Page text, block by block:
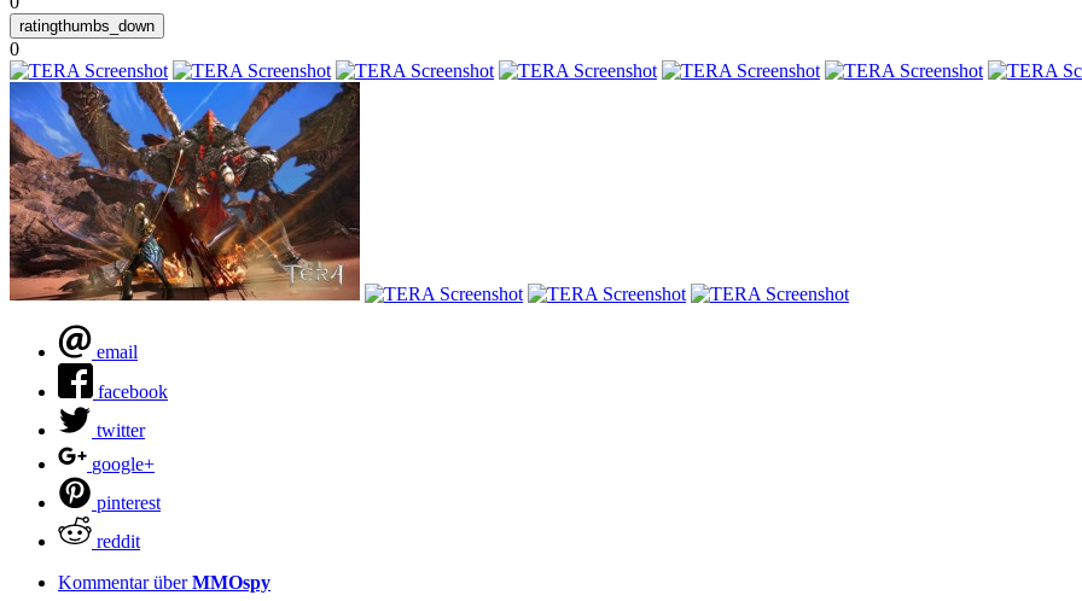
0
email
facebook
twitter
google+
pinterest
reddit
Kommentar überMMOspy